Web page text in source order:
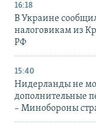
16:18
В Украине
налоговикам из
РФ
15:40
Нидерланды не
дополнительные
– Минобороны